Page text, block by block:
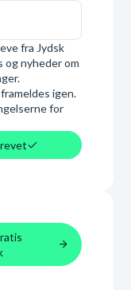
fra Jydsk
og nyheder om
igen.
for